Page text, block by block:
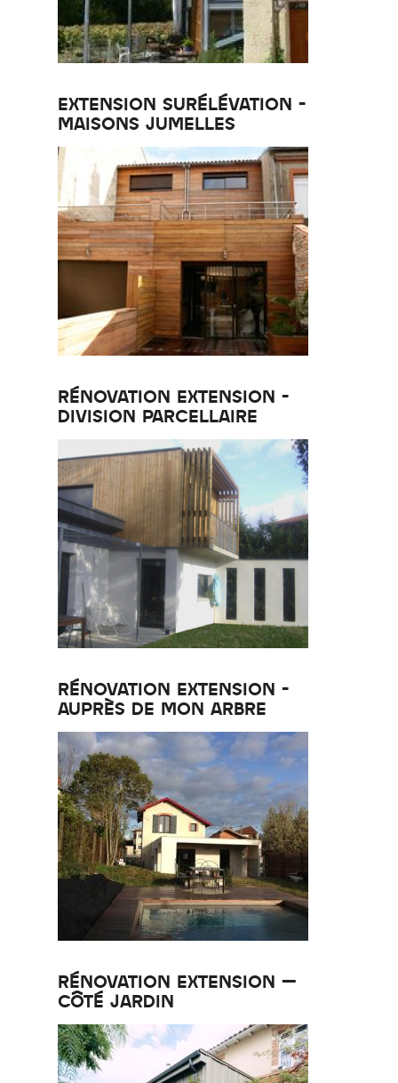
EXTENSION SURÉLÉVATION -
MAISONS JUMELLES
RÉNOVATION EXTENSION -
DIVISION PARCELLAIRE
RÉNOVATION EXTENSION -
AUPRÈS DE MON ARBRE
RÉNOVATION EXTENSION –
CÔTÉ JARDIN